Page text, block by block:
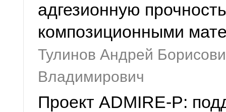
адгезионную
композиционными
Тулинов Андрей
Владимирович
Проект ADMIRE-P: